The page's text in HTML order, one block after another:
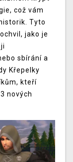
což vám
Tyto
jako je
sbírání a
Křepelky
kteří
nových